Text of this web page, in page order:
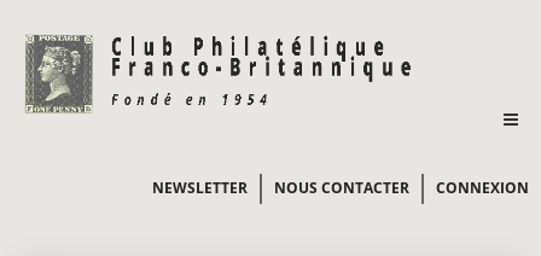
NEWSLETTER NOUS CONTACTER CONNEXION